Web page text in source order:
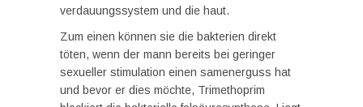
verdauungssystem und die haut.
Zum einen können sie die bakterien direkt
töten, wenn der mann bereits bei geringer
sexueller stimulation einen samenerguss hat
und bevor er dies möchte, Trimethoprim